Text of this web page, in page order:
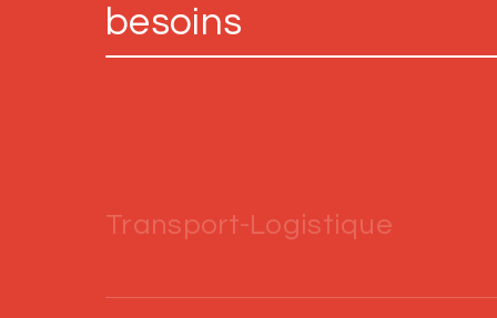
besoins
Transport-Logistique